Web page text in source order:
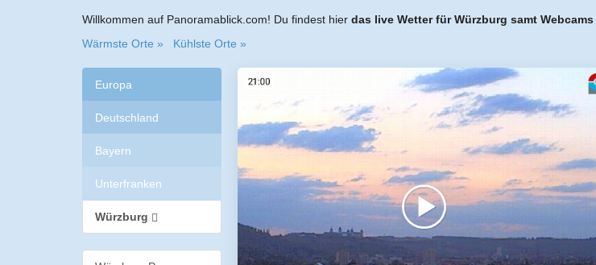
Willkommen auf Panoramablick.com! Du findest hier das live Wetter für Würzburg samt Webcams
Wärmste Orte »
Kühlste Orte »
Europa
Deutschland
Bayern
Unterfranken
Würzburg